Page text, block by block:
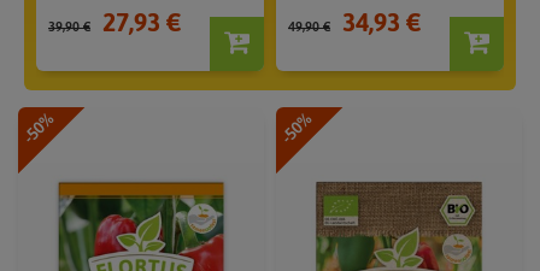
39,90 € 27,93 € 49,90 € 34,93 €
-50% -50%